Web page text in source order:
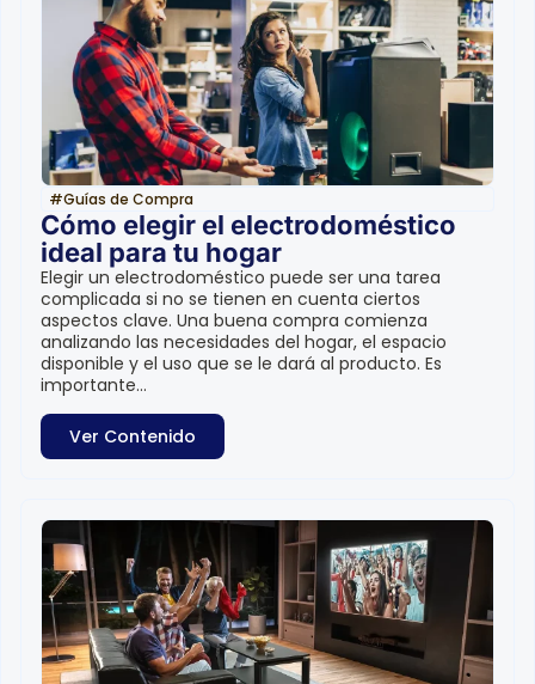
#Guías de Compra
Cómo elegir el electrodoméstico
ideal para tu hogar
Elegir un electrodoméstico puede ser una tarea
complicada si no se tienen en cuenta ciertos
aspectos clave. Una buena compra comienza
analizando las necesidades del hogar, el espacio
disponible y el uso que se le dará al producto. Es
importante...
Ver Contenido